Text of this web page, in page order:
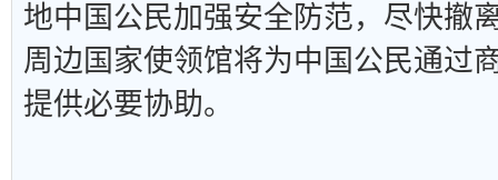
地中国公民加强安全防范，尽快撤
周边国家使领馆将为中国公民通过
提供必要协助。